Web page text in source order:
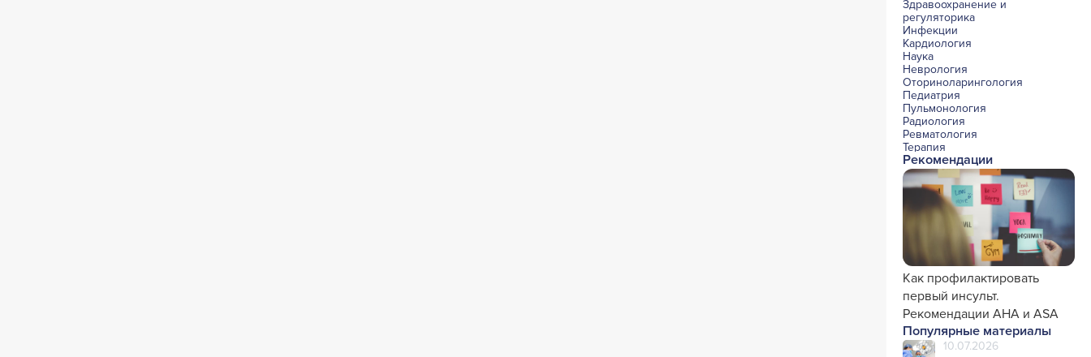
Здравоохранение и
регуляторика
Инфекции
Кардиология
Наука
Неврология
Оториноларингология
Педиатрия
Пульмонология
Радиология
Ревматология
Терапия
Урология и нефрология
Фармакология
Хирургия с реаниматологией
Эндокринология
Психиатрия
Офтальмология
Эндоскопия
Стоматология
Травматология и ортопедия
Генетика
Фтизиатрия
Рекомендации
Как профилактировать
первый инсульт.
Рекомендации AHA и ASA
Популярные материалы
10.07.2026